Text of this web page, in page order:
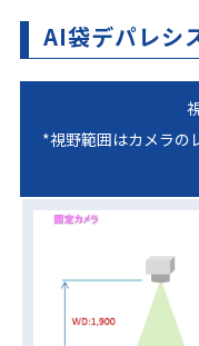
AI袋デパレシ
*視野範囲はカメラの